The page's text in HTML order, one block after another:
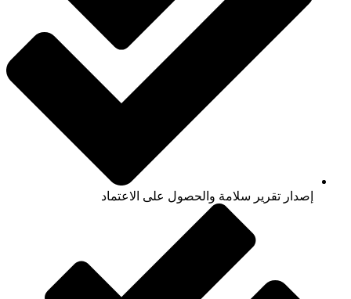
إصدار تقرير سلامة والحصول على الاعتماد